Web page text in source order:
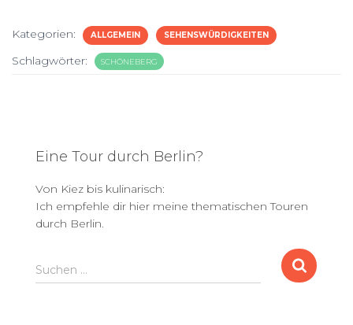
Kategorien: ALLGEMEIN SEHENSWÜRDIGKEITEN
Schlagwörter: SCHÖNEBERG
Eine Tour durch Berlin?
Von Kiez bis kulinarisch:
Ich empfehle dir hier meine thematischen Touren
durch Berlin.
S
u
Suchen …